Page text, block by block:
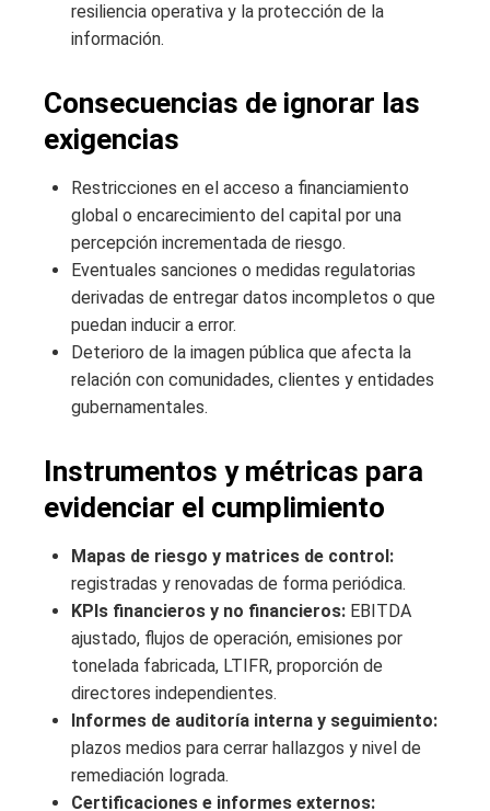
resiliencia operativa y la protección de la
información.
Consecuencias de ignorar las
exigencias
Restricciones en el acceso a financiamiento
global o encarecimiento del capital por una
percepción incrementada de riesgo.
Eventuales sanciones o medidas regulatorias
derivadas de entregar datos incompletos o que
puedan inducir a error.
Deterioro de la imagen pública que afecta la
relación con comunidades, clientes y entidades
gubernamentales.
Instrumentos y métricas para
evidenciar el cumplimiento
Mapas de riesgo y matrices de control:
registradas y renovadas de forma periódica.
KPIs financieros y no financieros: EBITDA
ajustado, flujos de operación, emisiones por
tonelada fabricada, LTIFR, proporción de
directores independientes.
Informes de auditoría interna y seguimiento:
plazos medios para cerrar hallazgos y nivel de
remediación lograda.
Certificaciones e informes externos: